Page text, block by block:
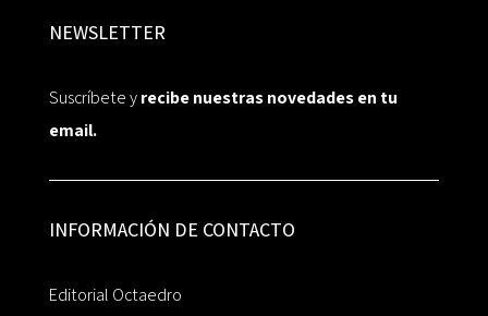
NEWSLETTER
Suscríbete yrecibe nuestras novedades en tu
email.
INFORMACIÓN DE CONTACTO
Editorial Octaedro